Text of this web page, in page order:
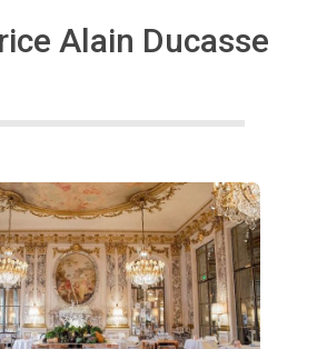
Alain Ducasse